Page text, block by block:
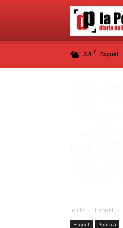
-2.8 C Esquel
Inicio Esquel
Esquel Politica